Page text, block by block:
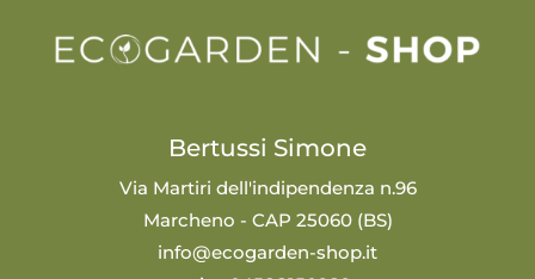
Bertussi Simone
Via Martiri dell'indipendenza n.96
Marcheno - CAP 25060 (BS)
info@ecogarden-shop.it